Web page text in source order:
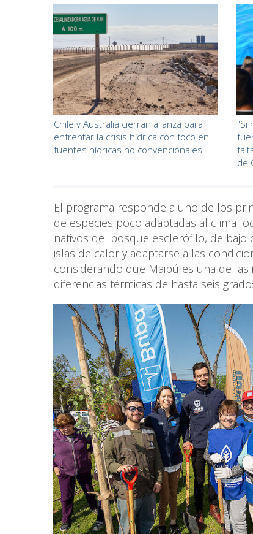
Chile y Australia cierran alianza para
enfrentar la crisis hídrica con foco en
fuentes hídricas no convencionales
"Si
de
El programa responde a uno de los
de especies poco adaptadas al clima
nativos del bosque esclerófilo, de bajo
islas de calor y adaptarse a las
considerando que Maipú es una de
diferencias térmicas de hasta seis